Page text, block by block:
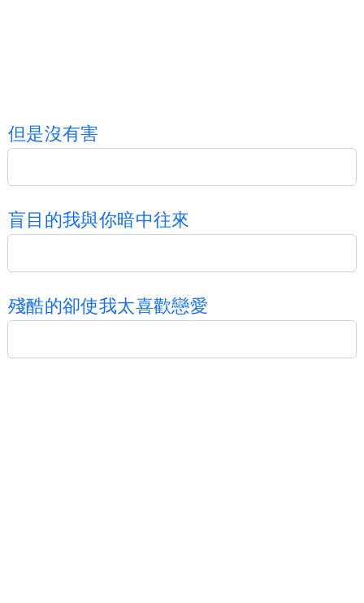
但是沒有害
盲目 的我與你暗中往來
殘酷的卻使我太喜歡戀愛